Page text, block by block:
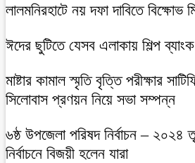
লালমনিরহাটে নয় দফা দাবিতে
ঈদের ছুটিতে যেসব এলাকায় শিল্প
মাষ্টার কামাল স্মৃতি বৃত্তি পরীক্ষার
সিলোবাস প্রণয়ন নিয়ে সভা সম্পন্ন
৬ষ্ঠ উপজেলা পরিষদ নির্বাচন – ২০২৪
নির্বাচনে বিজয়ী হলেন যারা